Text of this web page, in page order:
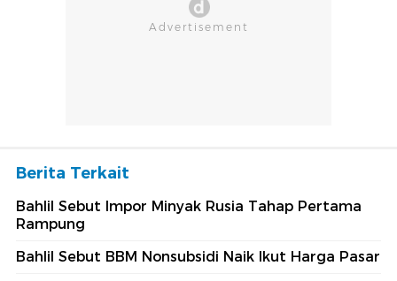
Berita Terkait
Bahlil Sebut Impor Minyak Rusia Tahap Pertama
Rampung
Bahlil Sebut BBM Nonsubsidi Naik Ikut Harga Pasar